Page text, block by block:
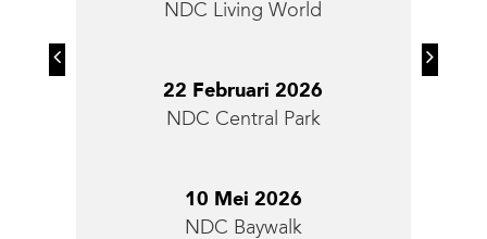
NDC Living World
22 Februari 2026
NDC Central Park
10 Mei 2026
NDC Baywalk
Previous Next